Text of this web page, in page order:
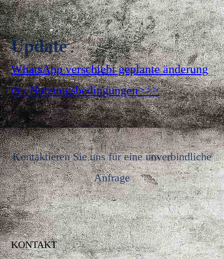
Update
WhatsApp verschiebt geplante änderung
der Nutzungsbedingungen>>>
Kontaktieren Sie uns für eine unverbindliche
Anfrage
KONTAKT